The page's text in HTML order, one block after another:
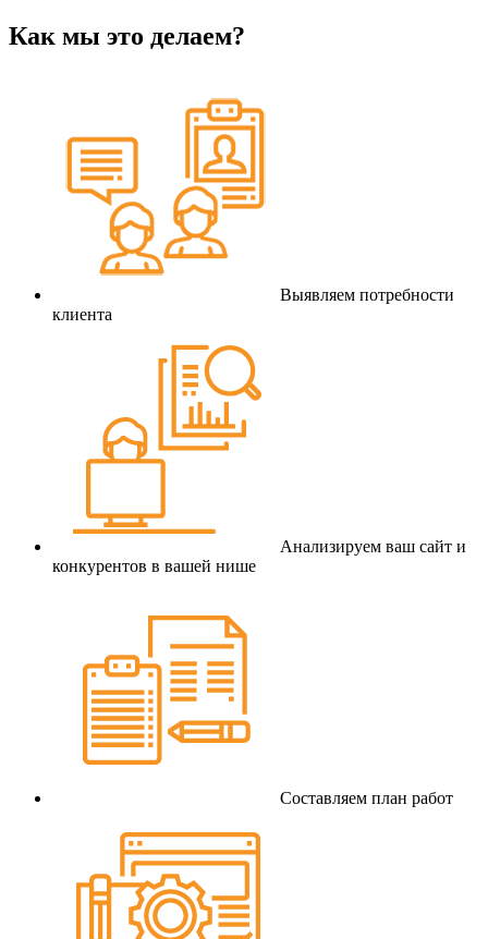
Как мы это делаем?
Выявляем потребности
клиента
Анализируем ваш сайт и
конкурентов в вашей нише
Составляем план работ